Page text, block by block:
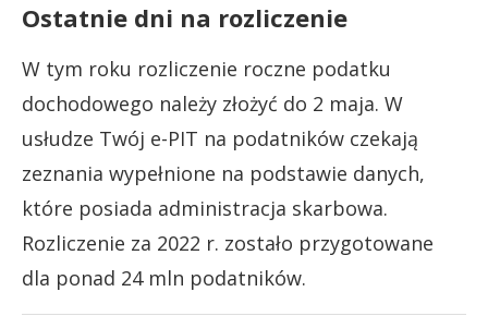
Ostatnie dni na rozliczenie
W tym roku rozliczenie roczne podatku
dochodowego należy złożyć do 2 maja. W
usłudze Twój e-PIT na podatników czekają
zeznania wypełnione na podstawie danych,
które posiada administracja skarbowa.
Rozliczenie za 2022 r. zostało przygotowane
dla ponad 24 mln podatników.